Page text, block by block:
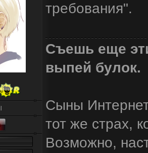
требования".
Съешь еще
выпей булок.
Сыны
тот же страх,
Возможно,